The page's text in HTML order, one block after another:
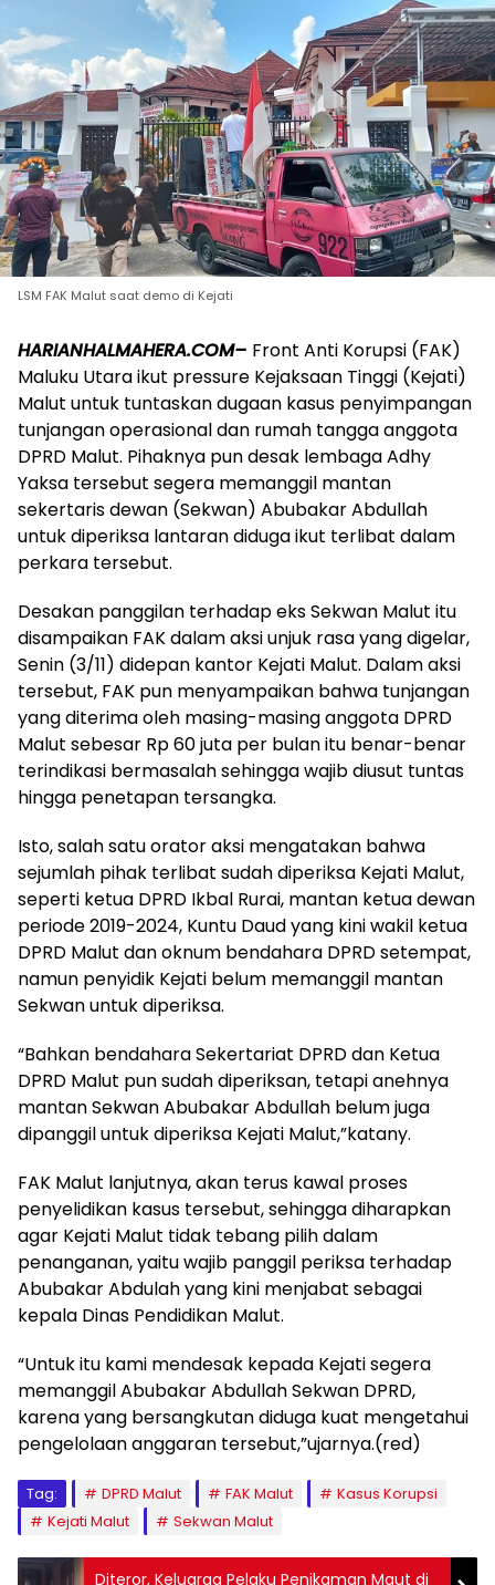
LSM FAK Malut saat demo di Kejati
HARIANHALMAHERA.COM– Front Anti Korupsi (FAK)
Maluku Utara ikut pressure Kejaksaan Tinggi (Kejati)
Malut untuk tuntaskan dugaan kasus penyimpangan
tunjangan operasional dan rumah tangga anggota
DPRD Malut. Pihaknya pun desak lembaga Adhy
Yaksa tersebut segera memanggil mantan
sekertaris dewan (Sekwan) Abubakar Abdullah
untuk diperiksa lantaran diduga ikut terlibat dalam
perkara tersebut.
Desakan panggilan terhadap eks Sekwan Malut itu
disampaikan FAK dalam aksi unjuk rasa yang digelar,
Senin (3/11) didepan kantor Kejati Malut. Dalam aksi
tersebut, FAK pun menyampaikan bahwa tunjangan
yang diterima oleh masing-masing anggota DPRD
Malut sebesar Rp 60 juta per bulan itu benar-benar
terindikasi bermasalah sehingga wajib diusut tuntas
hingga penetapan tersangka.
Isto, salah satu orator aksi mengatakan bahwa
sejumlah pihak terlibat sudah diperiksa Kejati Malut,
seperti ketua DPRD Ikbal Rurai, mantan ketua dewan
periode 2019-2024, Kuntu Daud yang kini wakil ketua
DPRD Malut dan oknum bendahara DPRD setempat,
namun penyidik Kejati belum memanggil mantan
Sekwan untuk diperiksa.
“Bahkan bendahara Sekertariat DPRD dan Ketua
DPRD Malut pun sudah diperiksan, tetapi anehnya
mantan Sekwan Abubakar Abdullah belum juga
dipanggil untuk diperiksa Kejati Malut,”katany.
FAK Malut lanjutnya, akan terus kawal proses
penyelidikan kasus tersebut, sehingga diharapkan
agar Kejati Malut tidak tebang pilih dalam
penanganan, yaitu wajib panggil periksa terhadap
Abubakar Abdulah yang kini menjabat sebagai
kepala Dinas Pendidikan Malut.
“Untuk itu kami mendesak kepada Kejati segera
memanggil Abubakar Abdullah Sekwan DPRD,
karena yang bersangkutan diduga kuat mengetahui
pengelolaan anggaran tersebut,”ujarnya.(red)
Tag: DPRD Malut FAK Malut
Kasus Korupsi
Kejati Malut
Sekwan Malut
Diteror, Keluarga Pelaku Penikaman Maut di